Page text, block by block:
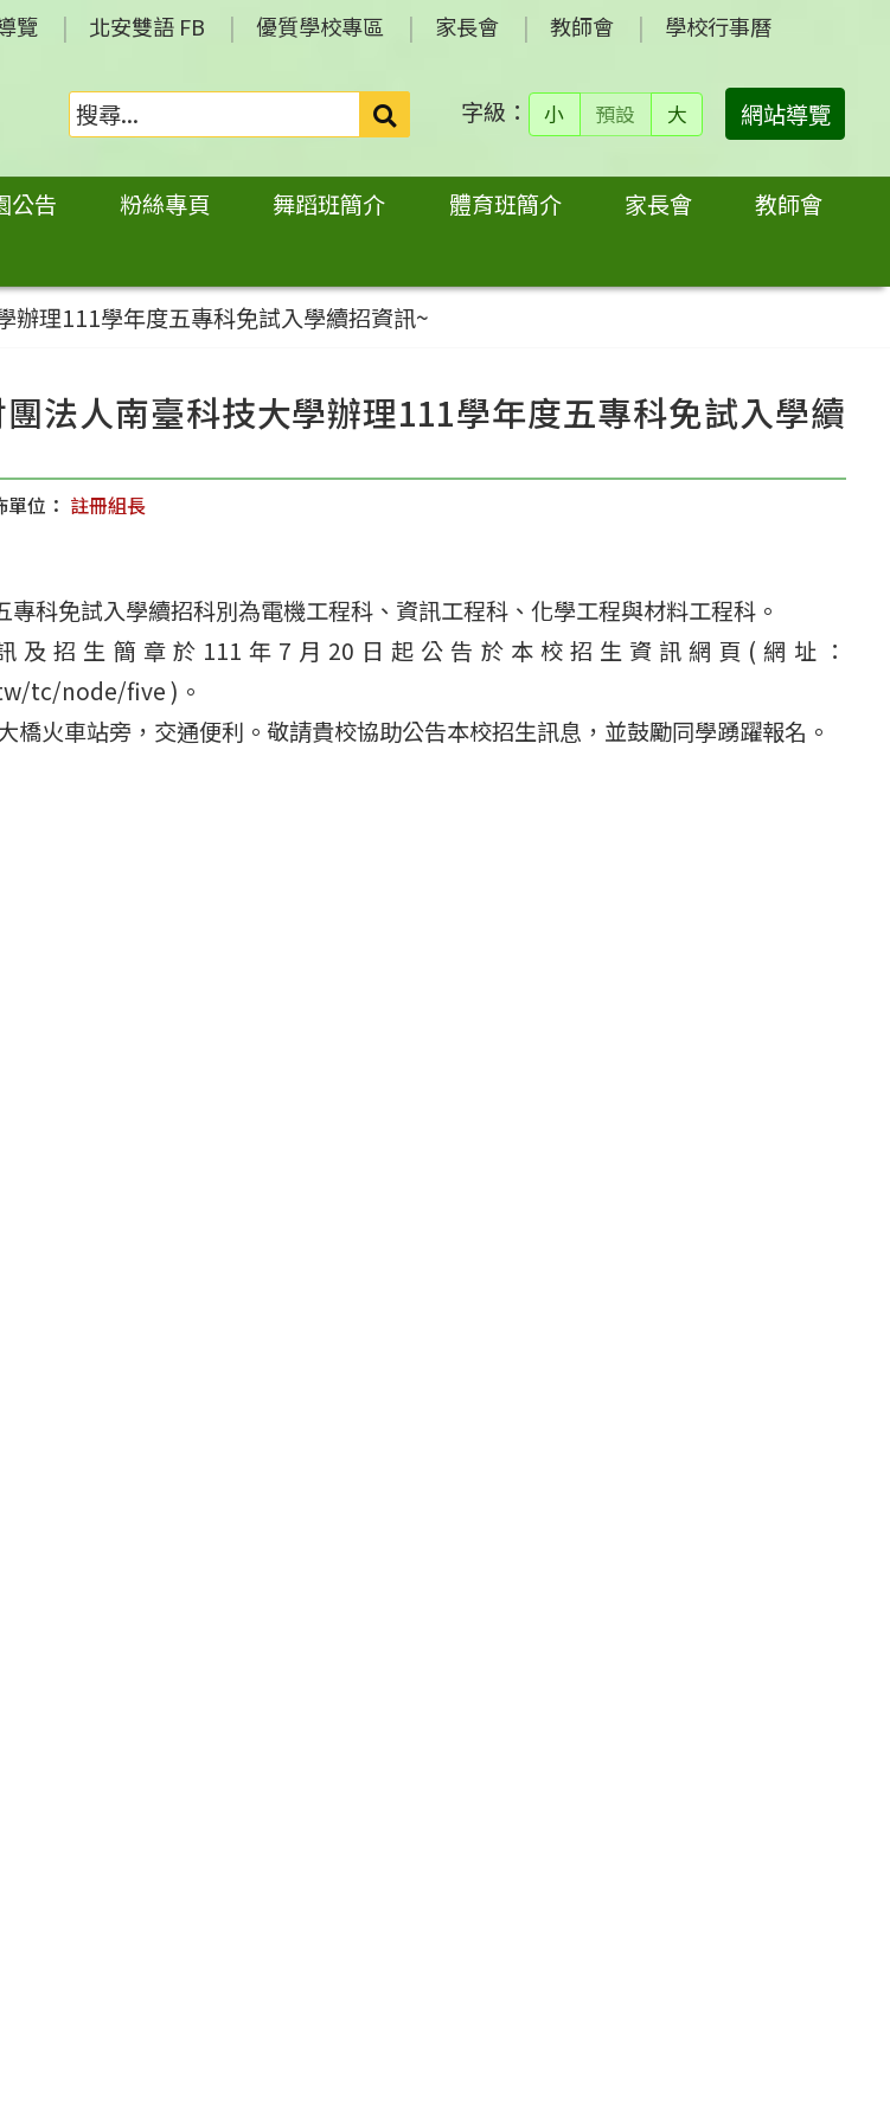
覽 北安雙語 FB 優質學校專區 家長會 教師會 學校行事曆
搜
尋：
字級： 小 預設 大 網站導覽
公告 粉絲專頁 舞蹈班簡介 體育班簡介 家長會
教師會
辦理111學年度五專科免試入學續招資訊~
法人南臺科技大學辦理111學年度五專科免試入學續
單位： 註冊組長
科免試入學續招科別為電機工程科、資訊工程科、化學工程與材料工程科。
及招生簡章於111年7月20日起公告於本校招生資訊網頁(網址：
tc/node/five )。
橋火車站旁，交通便利。敬請貴校協助公告本校招生訊息，並鼓勵同學踴躍報名。